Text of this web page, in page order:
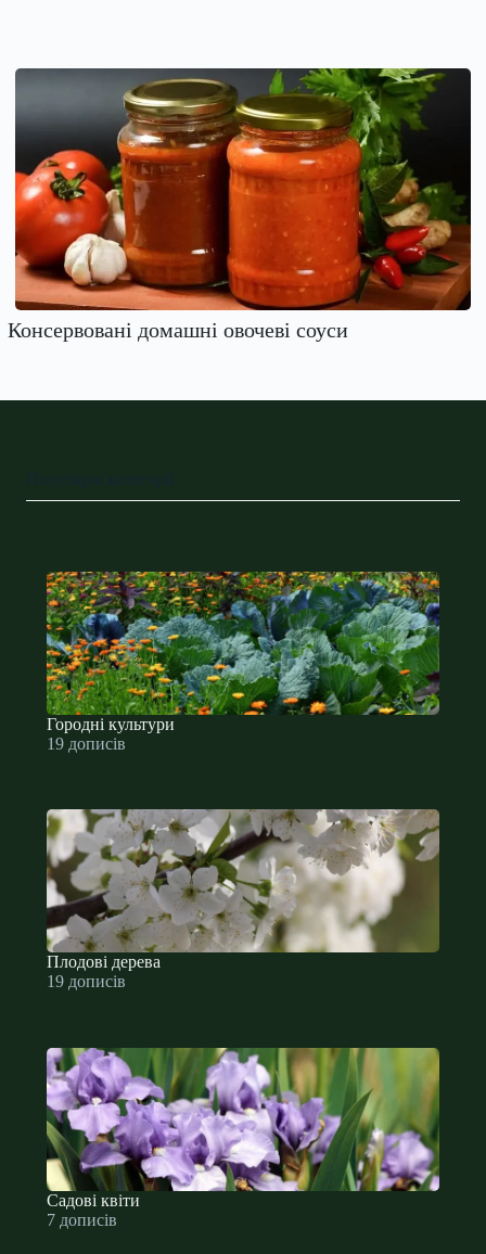
Консервовані домашні овочеві соуси
Популярні категорії
Городні культури
19 дописів
Плодові дерева
19 дописів
Садові квіти
7 дописів